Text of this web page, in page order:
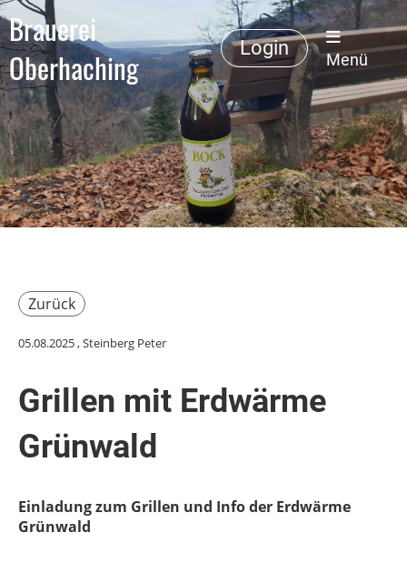
Brauerei
Oberhaching
Login
Menü
Zurück
05.08.2025, Steinberg Peter
Grillen mit Erdwärme
Grünwald
Einladung zum Grillen und Info der Erdwärme
Grünwald